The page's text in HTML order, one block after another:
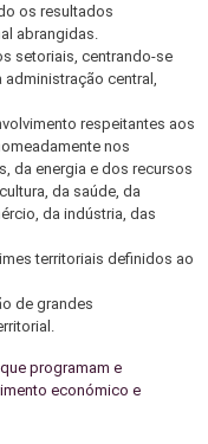
os resultados
abrangidas.
setoriais, centrando-se
central,
respeitantes aos
nos
da energia e dos recursos
da saúde, da
da indústria, das
territoriais definidos ao
de grandes
programam e
económico e